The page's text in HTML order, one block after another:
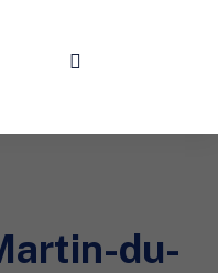
du-